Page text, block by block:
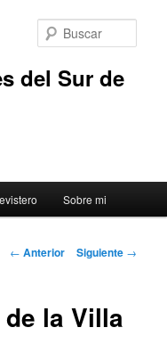
del Sur de
Sobre mi
Navegación
← Anterior Siguiente →
la Villa